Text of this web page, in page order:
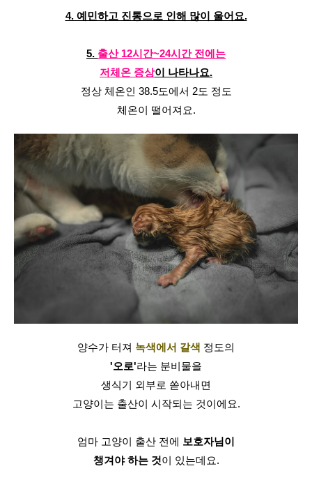
4. 예민하고 진통으로 인해 많이 울어요.
5. 출산 12시간~24시간 전에는
저체온 증상이 나타나요.
정상 체온인 38.5도에서 2도 정도
체온이 떨어져요.
양수가 터져 녹색에서 갈색 정도의
'오로'라는 분비물을
생식기 외부로 쏟아내면
고양이는 출산이 시작되는 것이에요.
엄마 고양이 출산 전에 보호자님이
챙겨야 하는 것이 있는데요.